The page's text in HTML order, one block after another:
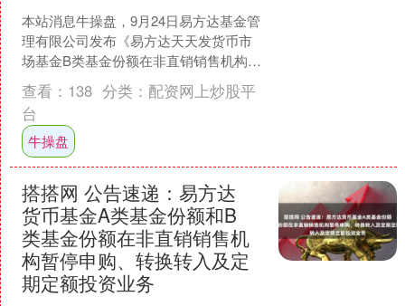
本站消息牛操盘，9月24日易方达基金管
理有限公司发布《易方达天天发货币市
场基金B类基金份额在非直销销售机构暂
停申购及转换转入的公告》。公告中提
示，为了基金的平稳....
查看： 138 分类： 配资网上炒股平
台
牛操盘
搭搭网 公告速递：易方达
货币基金A类基金份额和B
类基金份额在非直销销售机
构暂停申购、转换转入及定
期定额投资业务